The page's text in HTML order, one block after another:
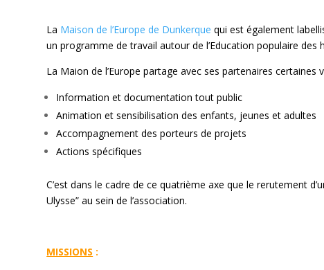
La Maison de l’Europe de Dunkerque qui est également
un programme de travail autour de l’Education populaire
La Maion de l’Europe partage avec ses partenaires certaines
Information et documentation tout public
Animation et sensibilisation des enfants, jeunes et adultes
Accompagnement des porteurs de projets
Actions spécifiques
C’est dans le cadre de ce quatrième axe que le rerutement
Ulysse” au sein de l’association.
MISSIONS :